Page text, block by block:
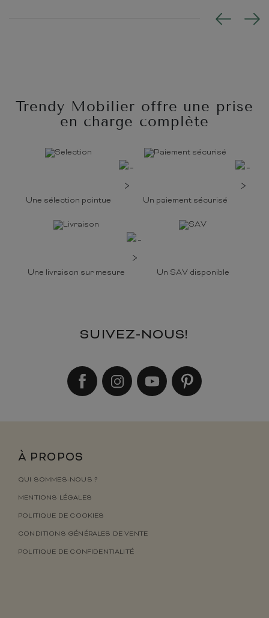
Trendy Mobilier offre une prise
en charge complète
Une sélection pointue Un paiement sécurisé
Une livraison sur mesure Un SAV disponible
SUIVEZ-NOUS!
À PROPOS
QUI SOMMES-NOUS ?
MENTIONS LÉGALES
POLITIQUE DE COOKIES
CONDITIONS GÉNÉRALES DE VENTE
POLITIQUE DE CONFIDENTIALITÉ